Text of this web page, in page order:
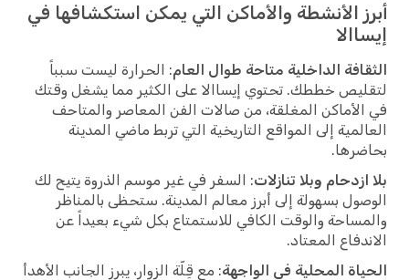
أبرز الأنشطة والأماكن التي يمكن استكشافها في
إيساالا
الثقافة الداخلية متاحة طوال العام: الحرارة ليست سبباً
لتقليص خططك. تحتوي إيساالا على الكثير مما يشغل وقتك
في الأماكن المغلقة، من صالات الفن المعاصر والمتاحف
العالمية إلى المواقع التاريخية التي تربط ماضي المدينة
بحاضرها.
بلا ازدحام وبلا تنازلات: السفر في غير موسم الذروة يتيح لك
الوصول بسهولة إلى أبرز معالم المدينة. ستحظى بالمناظر
والمساحة والوقت الكافي للاستمتاع بكل شيء بعيداً عن
الاندفاع المعتاد.
الحياة المحلية في الواجهة: مع قِلّة الزوار، يبرز الجانب الأهدأ